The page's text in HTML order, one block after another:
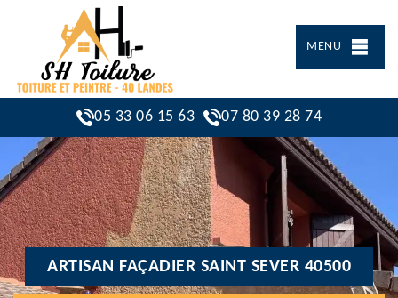
MENU
05 33 06 15 63 07 80 39 28 74
ARTISAN FAÇADIER SAINT SEVER 40500